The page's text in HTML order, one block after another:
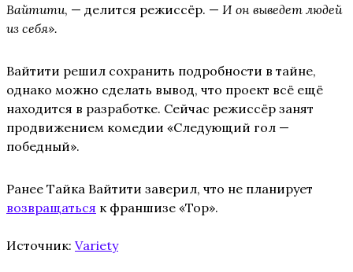
Вайтити, — делится режиссёр. — И он выведет людей
из себя».
Вайтити решил сохранить подробности в тайне,
однако можно сделать вывод, что проект всё ещё
находится в разработке. Сейчас режиссёр занят
продвижением комедии «Следующий гол —
победный».
Ранее Тайка Вайтити заверил, что не планирует
возвращаться к франшизе «Тор».
Источник: Variety